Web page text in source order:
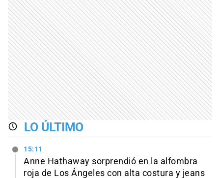
LO ÚLTIMO
15:11
Anne Hathaway sorprendió en la alfombra
roja de Los Ángeles con alta costura y jeans